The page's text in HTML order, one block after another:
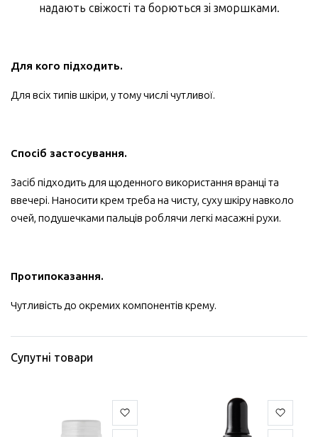
надають свіжості та борються зі зморшками.
Для кого підходить.
Для всіх типів шкіри, у тому числі чутливої.
Спосіб застосування.
Засіб підходить для щоденного використання вранці та
ввечері. Наносити крем треба на чисту, суху шкіру навколо
очей, подушечками пальців роблячи легкі масажні рухи.
Протипоказання.
Чутливість до окремих компонентів крему.
Супутні товари